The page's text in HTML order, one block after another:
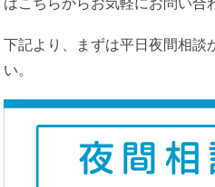
はこちらからお気軽にお問い合
下記より、まずは平日夜間相談
い。